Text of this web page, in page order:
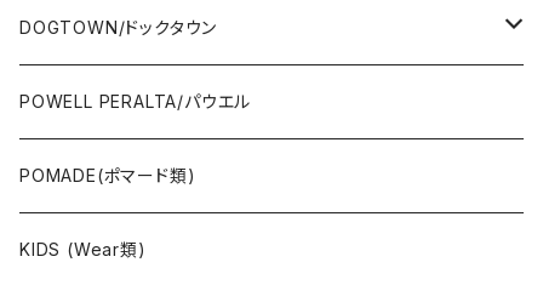
OTHERS(スケボー小物/ステッカー類)
JAYADAMS/ジェイアダムス
DOGTOWN/ドックタウン
WEAR(衣類)
Deck(スケートデッキ)
CAP/HAT(キャップ類)
POWELL PERALTA/パウエル
POMADE(ポマード類)
KIDS (Wear類)